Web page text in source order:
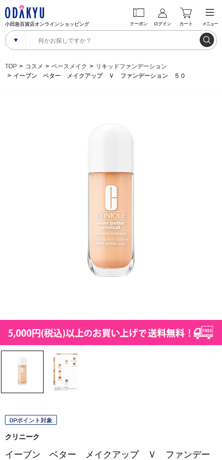
小田急百貨店オンラインショッピング クーポン ログイン カート メニュー
TOP コスメ ベースメイク
リキッドファンデーション
イーブン ベター メイクアップ Ｖ ファンデーション ５０
OPポイント対象
クリニーク
イーブン ベター メイクアップ Ｖ ファンデー